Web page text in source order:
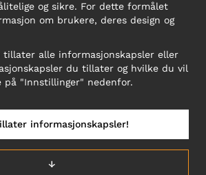
BEDRIFT
911 891 581 MVA
adressen til å sende produkter i retur!
NORGE/NORSK
og sikre. For dette formålet
om brukere, deres design og
tillater alle informasjonskapsler eller
du tillater og hvilke du vil
på "Innstillinger" nedenfor.
↓
informasjonskapsler!